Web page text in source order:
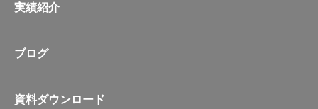
実績紹介
ブログ
資料ダウンロード